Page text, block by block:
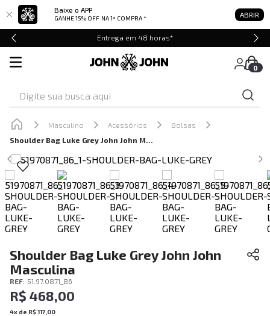
Baixe o APP
GANHE 15% OFF NA 1ª COMPRA * ABRIR
Entrega em 48 horas*
0
Masculino Acessórios
Bolsas
Shoulder Bag Luke Grey John John Masculina
Shoulder Bag Luke Grey John John
Masculina
REF: 51.97.0871_86
R$ 468,00
4x de R$117 00